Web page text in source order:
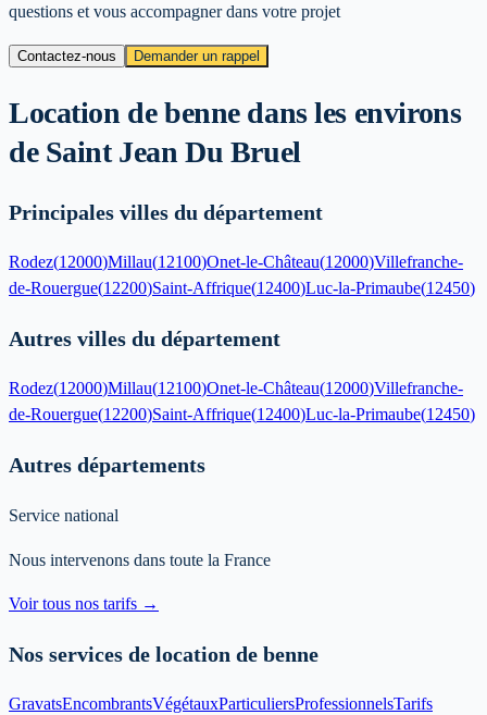
questions et vous accompagner dans votre projet
Contactez-nous Demander un rappel
Location de benne dans les environs
de Saint Jean Du Bruel
Principales villes du département
Rodez(12000)Millau(12100)Onet-le-Château(12000)Villefranche-
de-Rouergue(12200)Saint-Affrique(12400)Luc-la-Primaube(12450)
Autres villes du département
Rodez(12000)Millau(12100)Onet-le-Château(12000)Villefranche-
de-Rouergue(12200)Saint-Affrique(12400)Luc-la-Primaube(12450)
Autres départements
Service national
Nous intervenons dans toute la France
Voir tous nos tarifs →
Nos services de location de benne
GravatsEncombrantsVégétauxParticuliersProfessionnelsTarifs